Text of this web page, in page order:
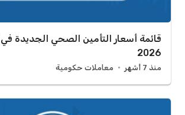
قائمة أسعار التأمين الصحي الجديدة
2026
منذ 7 أشهر معاملات حكومية